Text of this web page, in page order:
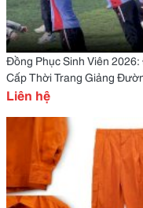
Đồng Phục Sinh Viên
Cấp Thời Trang Giảng
Bản Sắc Thế Hệ Mới
Liên hệ